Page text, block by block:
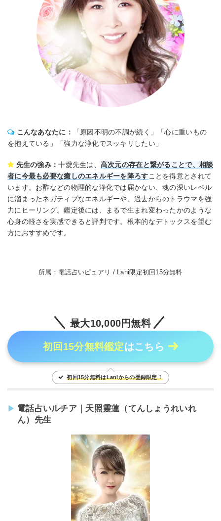
こんなあなたに：
「原因不明の不調が続く」「心に重いもの
を抱えている」「強力な浄化でスッキリしたい」
先生の強み：十愛先生は、 高次元の存在と繋がることで、相談
者に今最も必要な癒しのエネルギーを降ろすことを得意とされて
います。お酢などの物理的な浄化では届かない、魂の深いレベル
に溜まったネガティブなエネルギーや、過去からのトラウマを強
力にヒーリング。鑑定後には、まるで生まれ変わったかのような
心身の軽さを実感できると評判です。根本的なデトックスを望む
方におすすめです。
所属：電話占いピュアリ / Lani限定初回15分無料
最大10,000円無料
初回15分無料鑑定はこちら
初回15分無料はLaniからの登録限定！
電話占いルチア｜天照靈蓮（てんしょうれいれ
ん）先生